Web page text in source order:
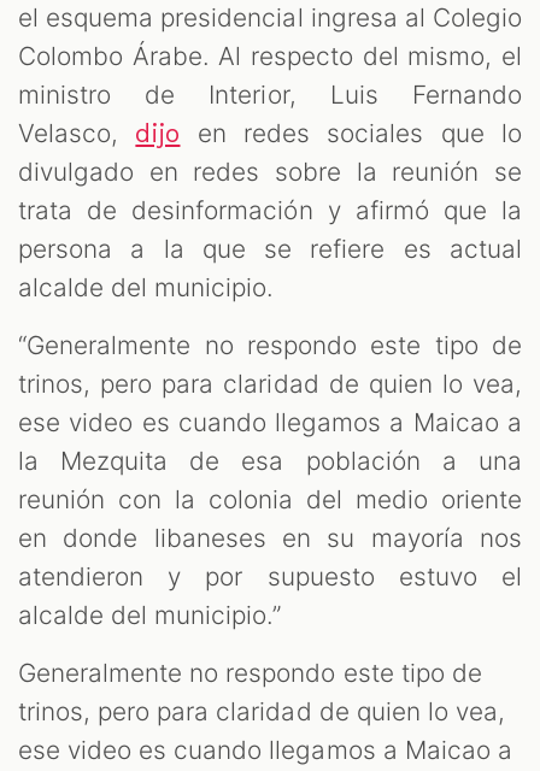
el esquema presidencial ingresa al Colegio
Colombo Árabe. Al respecto del mismo, el
ministro de Interior, Luis Fernando
Velasco, dijo en redes sociales que lo
divulgado en redes sobre la reunión se
trata de desinformación y afirmó que la
persona a la que se refiere es actual
alcalde del municipio.
“Generalmente no respondo este tipo de
trinos, pero para claridad de quien lo vea,
ese video es cuando llegamos a Maicao a
la Mezquita de esa población a una
reunión con la colonia del medio oriente
en donde libaneses en su mayoría nos
atendieron y por supuesto estuvo el
alcalde del municipio.”
Generalmente no respondo este tipo de
trinos, pero para claridad de quien lo vea,
ese video es cuando llegamos a Maicao a